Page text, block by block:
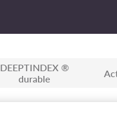
DEEPTINDEX ®
durable